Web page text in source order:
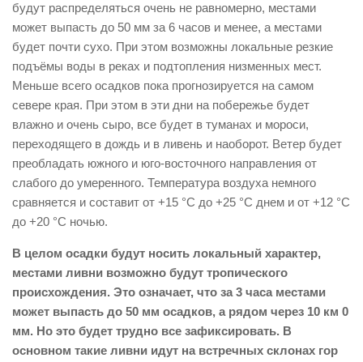
будут распределяться очень не равномерно, местами
может выпасть до 50 мм за 6 часов и менее, а местами
будет почти сухо. При этом возможны локальные резкие
подъёмы воды в реках и подтопления низменных мест.
Меньше всего осадков пока прогнозируется на самом
севере края. При этом в эти дни на побережье будет
влажно и очень сыро, все будет в туманах и мороси,
переходящего в дождь и в ливень и наоборот. Ветер будет
преобладать южного и юго-восточного направления от
слабого до умеренного. Температура воздуха немного
сравняется и составит от +15 °С до +25 °С днем и от +12 °С
до +20 °С ночью.
В целом осадки будут носить локальный характер,
местами ливни возможно будут тропического
происхождения. Это означает, что за 3 часа местами
может выпасть до 50 мм осадков, а рядом через 10 км 0
мм. Но это будет трудно все зафиксировать. В
основном такие ливни идут на встречных склонах гор